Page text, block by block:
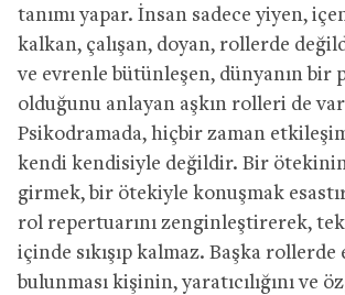
tanımı yapar. İnsan sadece yiyen,
kalkan, çalışan, doyan, rollerde
ve evrenle bütünleşen, dünyanın bir
olduğunu anlayan aşkın rolleri de
Psikodramada, hiçbir zaman
kendi kendisiyle değildir. Bir
girmek, bir ötekiyle konuşmak
rol repertuarını zenginleştirerek,
içinde sıkışıp kalmaz. Başka rollerde
bulunması kişinin, yaratıcılığını ve